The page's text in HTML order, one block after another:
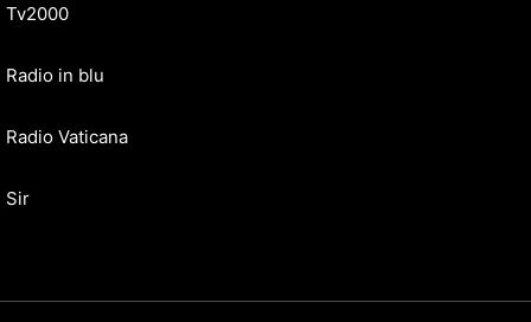
Tv2000
Radio in blu
Radio Vaticana
Sir